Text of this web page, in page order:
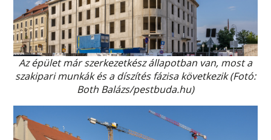
Az épület már szerkezetkész állapotban van, most a
szakipari munkák és a díszítés fázisa következik (Fotó:
Both Balázs/pestbuda.hu)